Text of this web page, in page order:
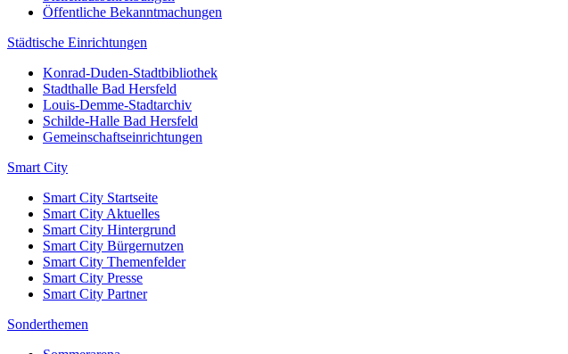
Öffentliche Bekanntmachungen
Städtische Einrichtungen
Konrad-Duden-Stadtbibliothek
Stadthalle Bad Hersfeld
Louis-Demme-Stadtarchiv
Schilde-Halle Bad Hersfeld
Gemeinschaftseinrichtungen
Smart City
Smart City Startseite
Smart City Aktuelles
Smart City Hintergrund
Smart City Bürgernutzen
Smart City Themenfelder
Smart City Presse
Smart City Partner
Sonderthemen